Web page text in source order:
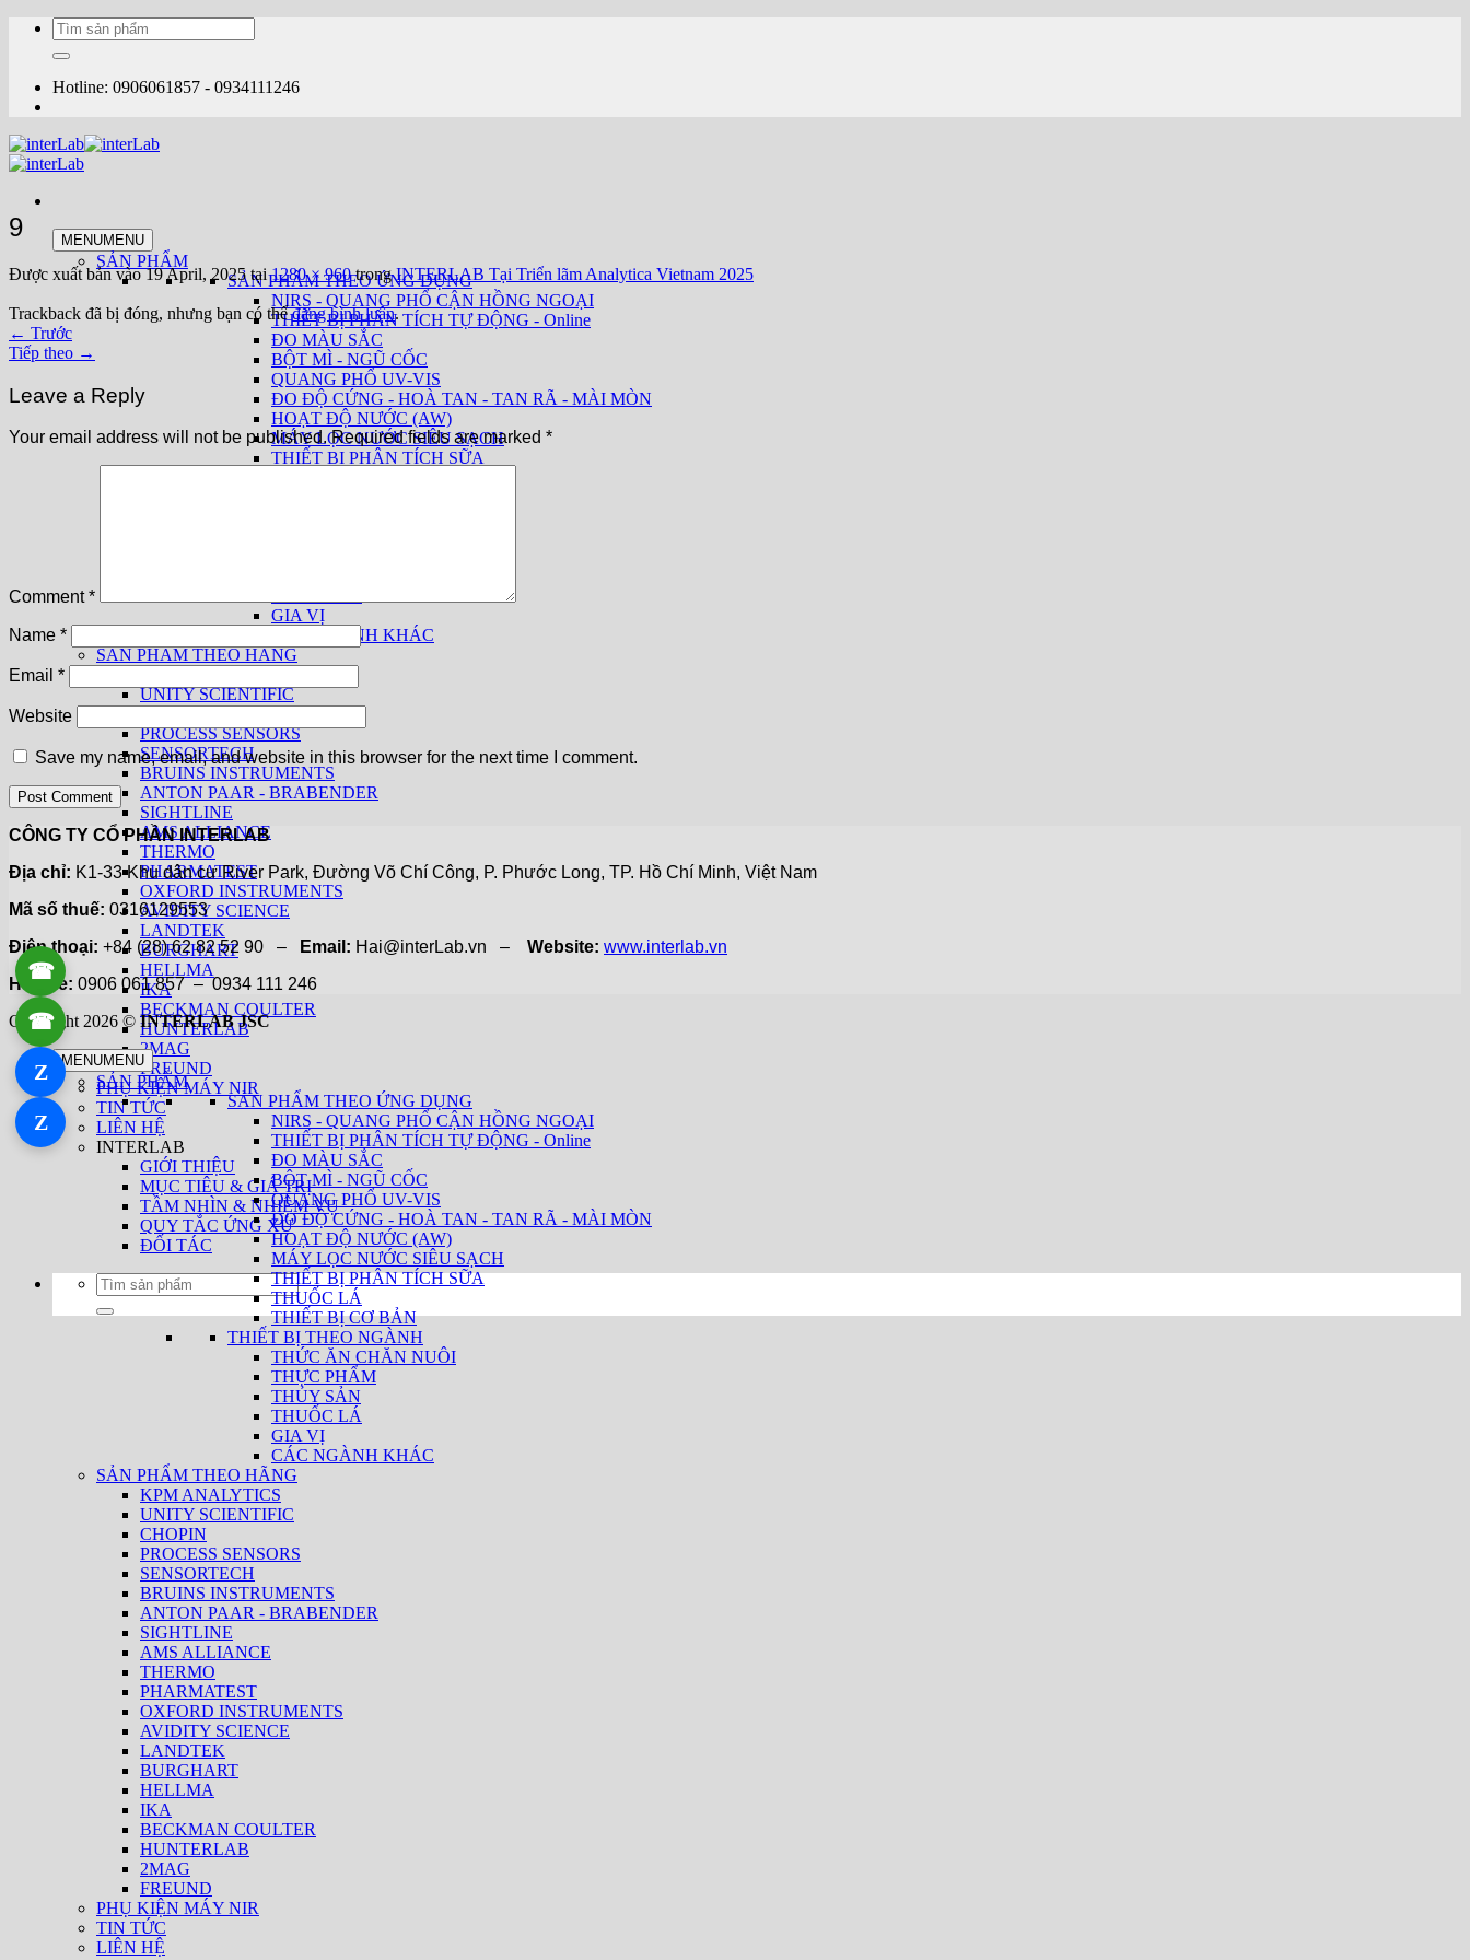
dung
Tìm
kiếm:
Hotline: 0906061857 - 0934111246
MENUMENU
SẢN PHẨM
SẢN PHẨM THEO ỨNG DỤNG
NIRS - QUANG PHỔ CẬN HỒNG NGOẠI
THIẾT BỊ PHÂN TÍCH TỰ ĐỘNG - Online
ĐO MÀU SẮC
BỘT MÌ - NGŨ CỐC
QUANG PHỔ UV-VIS
ĐO ĐỘ CỨNG - HOÀ TAN - TAN RÃ - MÀI MÒN
HOẠT ĐỘ NƯỚC (AW)
MÁY LỌC NƯỚC SIÊU SẠCH
THIẾT BỊ PHÂN TÍCH SỮA
GIA VỊ
CÁC NGÀNH KHÁC
SẢN PHẨM THEO HÃNG
UNITY SCIENTIFIC
PROCESS SENSORS
SENSORTECH
BRUINS INSTRUMENTS
ANTON PAAR - BRABENDER
SIGHTLINE
AMS ALLIANCE
THERMO
PHARMATEST
OXFORD INSTRUMENTS
AVIDITY SCIENCE
LANDTEK
BURGHART
HELLMA
IKA
BECKMAN COULTER
HUNTERLAB
2MAG
FREUND
PHỤ KIỆN MÁY NIR
TIN TỨC
LIÊN HỆ
INTERLAB
GIỚI THIỆU
MỤC TIÊU & GIÁ TRỊ
TẦM NHÌN & NHIỆM VỤ
QUY TẮC ỨNG XỬ
ĐỐI TÁC
Tìm
kiếm:
9
Được xuất bản vào19 April, 2025 tại1280 × 960trongINTERLAB Tại Triển lãm Analytica Vietnam 2025
Trackback đã bị đóng, nhưng bạn có thểđăng bình luận.
← Trước
Tiếp theo →
Leave a Reply
Your email address will not be published. Required fields are marked *
Comment*
Name *
Email *
Website
Save my name, email, and website in this browser for the next time I comment.
CÔNG TY CỔ PHẦN INTERLAB
Địa chỉ: K1-33 Khu dân cư River Park, Đường Võ Chí Công, P. Phước Long, TP. Hồ Chí Minh, Việt Nam
Mã số thuế: 0316129553
Điện thoại: +84 (28) 62 82 52 90 – Email: Hai@interLab.vn – Website: www.interlab.vn
Hotline: 0906 061 857 – 0934 111 246
Copyright 2026 © INTERLAB JSC
MENUMENU
SẢN PHẨM
SẢN PHẨM THEO ỨNG DỤNG
NIRS - QUANG PHỔ CẬN HỒNG NGOẠI
THIẾT BỊ PHÂN TÍCH TỰ ĐỘNG - Online
ĐO MÀU SẮC
BỘT MÌ - NGŨ CỐC
QUANG PHỔ UV-VIS
ĐO ĐỘ CỨNG - HOÀ TAN - TAN RÃ - MÀI MÒN
HOẠT ĐỘ NƯỚC (AW)
MÁY LỌC NƯỚC SIÊU SẠCH
THIẾT BỊ PHÂN TÍCH SỮA
THUỐC LÁ
THIẾT BỊ CƠ BẢN
THIẾT BỊ THEO NGÀNH
THỨC ĂN CHĂN NUÔI
THỰC PHẨM
THỦY SẢN
THUỐC LÁ
GIA VỊ
CÁC NGÀNH KHÁC
SẢN PHẨM THEO HÃNG
KPM ANALYTICS
UNITY SCIENTIFIC
CHOPIN
PROCESS SENSORS
SENSORTECH
BRUINS INSTRUMENTS
ANTON PAAR - BRABENDER
SIGHTLINE
AMS ALLIANCE
THERMO
PHARMATEST
OXFORD INSTRUMENTS
AVIDITY SCIENCE
LANDTEK
BURGHART
HELLMA
IKA
BECKMAN COULTER
HUNTERLAB
2MAG
FREUND
PHỤ KIỆN MÁY NIR
TIN TỨC
LIÊN HỆ
☎ 0906 061 857
☎ 0934 111 246
Z Zalo 1
Z Zalo 2